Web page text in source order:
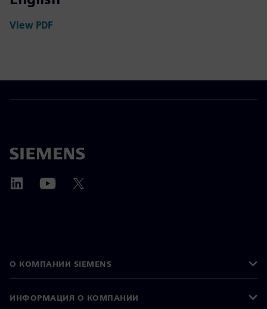
View PDF
О КОМПАНИИ SIEMENS
ИНФОРМАЦИЯ О КОМПАНИИ